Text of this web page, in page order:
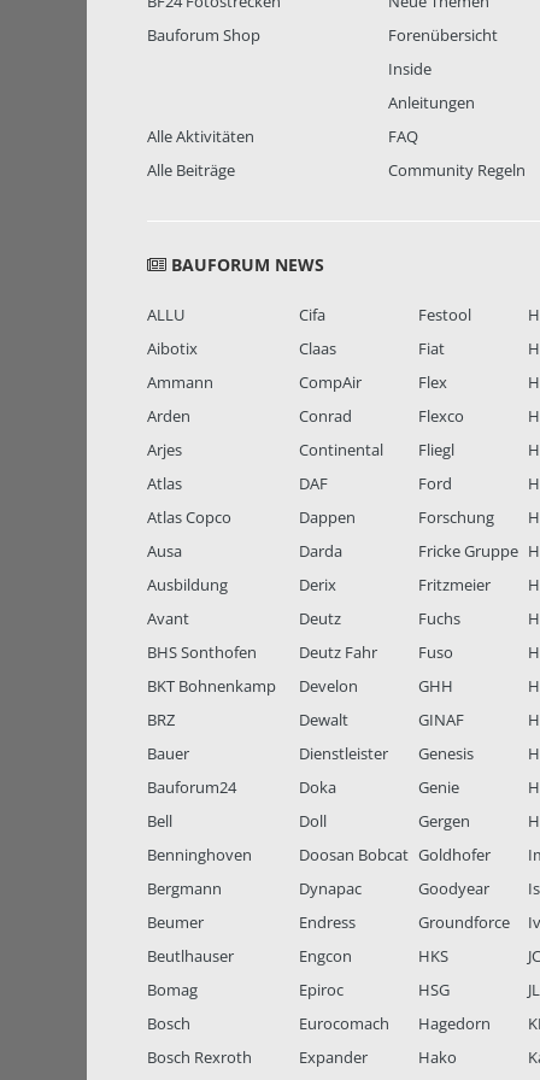
Bauforum Shop
Alle Aktivitäten
Alle Beiträge
Forenübersicht
Inside
Anleitungen
FAQ
Community Regeln
BAUFORUM NEWS
ALLU
Aibotix
Ammann
Arden
Arjes
Atlas
Atlas Copco
Ausa
Ausbildung
Avant
BHS Sonthofen
BKT Bohnenkamp
BRZ
Bauer
Bauforum24
Bell
Benninghoven
Bergmann
Beumer
Beutlhauser
Bomag
Bosch
Bosch Rexroth
Cifa
Claas
CompAir
Conrad
Continental
DAF
Dappen
Darda
Derix
Deutz
Deutz Fahr
Develon
Dewalt
Dienstleister
Doka
Doll
Doosan Bobcat
Dynapac
Endress
Engcon
Epiroc
Eurocomach
Expander
Festool
Fiat
Flex
Flexco
Fliegl
Ford
Forschung
Fricke Gruppe
Fritzmeier
Fuchs
Fuso
GHH
GINAF
Genesis
Genie
Gergen
Goldhofer
Goodyear
Groundforce
HKS
HSG
Hagedorn
Hako